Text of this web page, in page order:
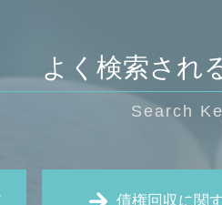
よく検索され
債権回収に関